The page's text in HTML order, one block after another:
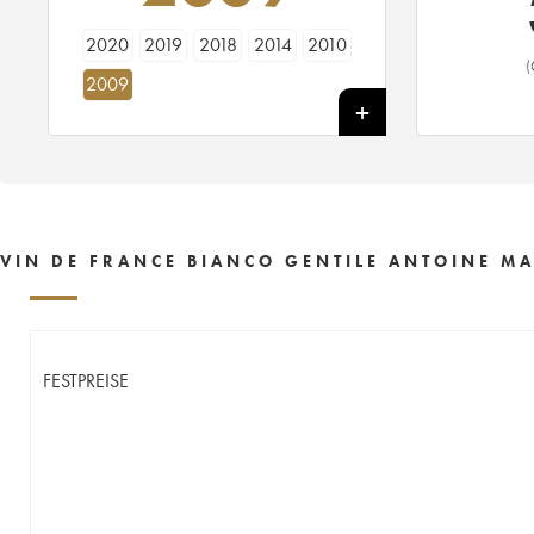
2020 2019 2018 2014
2010
2009
VIN DE FRANCE BIANCO GENTILE ANTOINE
FESTPREISE